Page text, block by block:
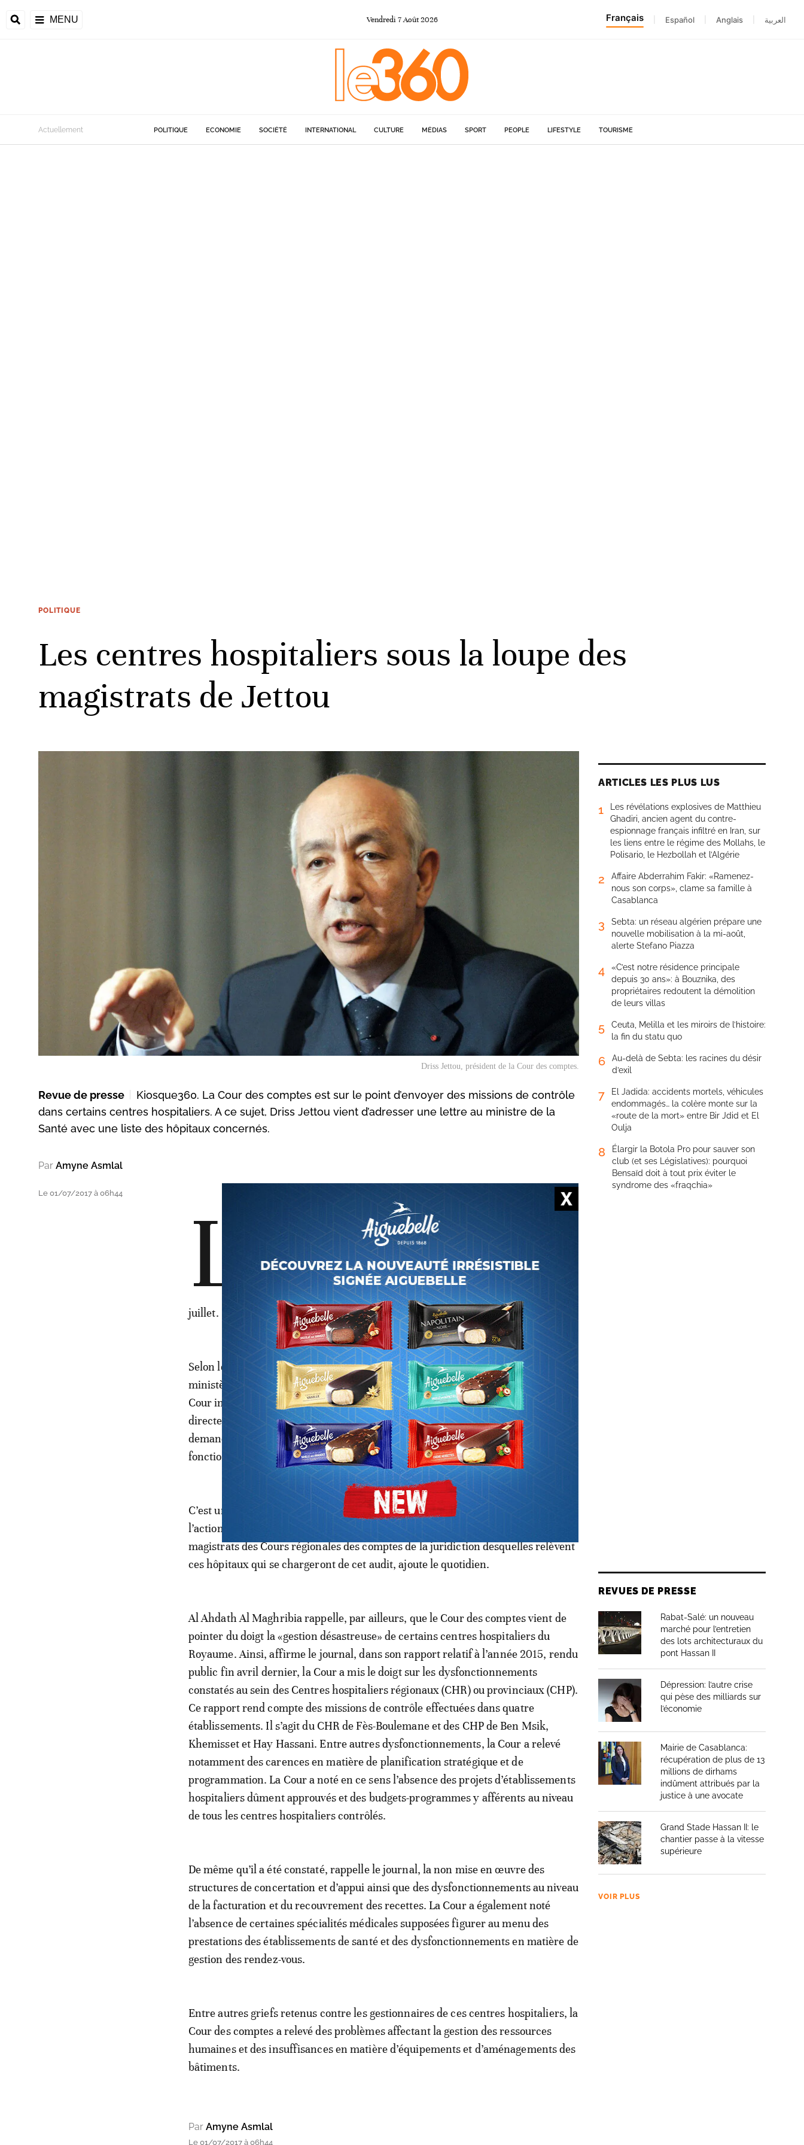
MENU Vendredi 7Août 2026 Français Español Anglais العربية
Actuellement POLITIQUE ECONOMIE SOCIÉTÉ INTERNATIONAL CULTURE MÉDIAS SPORT PEOPLE LIFESTYLE TOURISME
POLITIQUE
Les centres hospitaliers sous la loupe des
magistrats de Jettou
Driss Jettou, président de la Cour des comptes.
Revue de presse
Kiosque360. La Cour des comptes est sur le point d’envoyer des missions de contrôle
dans certains centres hospitaliers. A ce sujet, Driss Jettou vient d’adresser une lettre au ministre de la
Santé avec une liste des hôpitaux concernés.
Par Amyne Asmlal
Le 01/07/2017 à 06h44 L
a Cour des comptes s’apprête à contrôler à nouveau les hôpitaux
régionaux. Cette opération qui rentre dans le cadre du programme
annuel de la juridiction financière, devrait concerner de nombreux
centres hospitaliers régionaux et provinciaux, affirme le quotidien
Al Ahdath Al Maghribia dans son édition de ce week-end des 1er et 2
juillet.
Selon le journal, la Cour des comptes vient d’adresser une lettre, en ce sens, au
ministère de la Santé avec une liste des hôpitaux concernés. Le président de la
Cour incite, dans cette saisine, le ministre à donner ses instructions aux
directeurs des centres hospitaliers concernés pour fournir tous les documents
demandés par les magistrat de la Cour concernant la gestion et le
fonctionnement de ces établissements.
C’est une démarche routinière qui rentre dans le cadre des attributions et de
l’action normale de la Cour des comptes, précise le journal. Et ce sont les
magistrats des Cours régionales des comptes de la juridiction desquelles relèvent
ces hôpitaux qui se chargeront de cet audit, ajoute le quotidien.
Al Ahdath Al Maghribia rappelle, par ailleurs, que le Cour des comptes vient de
pointer du doigt la «gestion désastreuse» de certains centres hospitaliers du
Royaume. Ainsi, affirme le journal, dans son rapport relatif à l’année 2015, rendu
public fin avril dernier, la Cour a mis le doigt sur les dysfonctionnements
constatés au sein des Centres hospitaliers régionaux (CHR) ou provinciaux (CHP).
Ce rapport rend compte des missions de contrôle effectuées dans quatre
établissements. Il s’agit du CHR de Fès-Boulemane et des CHP de Ben Msik,
Khemisset et Hay Hassani. Entre autres dysfonctionnements, la Cour a relevé
notamment des carences en matière de planification stratégique et de
programmation. La Cour a noté en ce sens l’absence des projets d’établissements
hospitaliers dûment approuvés et des budgets-programmes y afférents au niveau
de tous les centres hospitaliers contrôlés.
De même qu’il a été constaté, rappelle le journal, la non mise en œuvre des
structures de concertation et d’appui ainsi que des dysfonctionnements au niveau
de la facturation et du recouvrement des recettes. La Cour a également noté
l’absence de certaines spécialités médicales supposées figurer au menu des
prestations des établissements de santé et des dysfonctionnements en matière de
gestion des rendez-vous.
Entre autres griefs retenus contre les gestionnaires de ces centres hospitaliers, la
Cour des comptes a relevé des problèmes affectant la gestion des ressources
humaines et des insuffisances en matière d’équipements et d’aménagements des
bâtiments.
Par Amyne Asmlal
Le 01/07/2017 à 06h44
ARTICLES LES PLUS LUS
1
Les révélations explosives de Matthieu
Ghadiri, ancien agent du contre-
espionnage français infiltré en Iran, sur
les liens entre le régime des Mollahs, le
Polisario, le Hezbollah et l’Algérie
2
Affaire Abderrahim Fakir: «Ramenez-
nous son corps», clame sa famille à
Casablanca
3
Sebta: un réseau algérien prépare une
nouvelle mobilisation à la mi-août,
alerte Stefano Piazza
4
«C’est notre résidence principale
depuis 30 ans»: à Bouznika, des
propriétaires redoutent la démolition
de leurs villas
5
Ceuta, Melilla et les miroirs de l’histoire:
la fin du statu quo
6
Au-delà de Sebta: les racines du désir
d’exil
7
El Jadida: accidents mortels, véhicules
endommagés… la colère monte sur la
«route de la mort» entre Bir Jdid et El
Oulja
8
Élargir la Botola Pro pour sauver son
club (et ses Législatives): pourquoi
Bensaïd doit à tout prix éviter le
syndrome des «fraqchia»
REVUES DE PRESSE
Rabat-Salé: un nouveau
marché pour l’entretien
des lots architecturaux du
pont Hassan II
Dépression: l’autre crise
qui pèse des milliards sur
l’économie
Mairie de Casablanca:
récupération de plus de 13
millions de dirhams
indûment attribués par la
justice à une avocate
Grand Stade Hassan II: le
chantier passe à la vitesse
supérieure
VOIR PLUS